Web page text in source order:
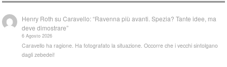
Henry Roth suCaravello: “Ravenna più avanti. Spezia? Tante idee, ma
deve dimostrare”
6 Agosto 2026
Caravello ha ragione. Ha fotografato la situazione. Occorre che i vecchi sintolgano
dagli zebedei!